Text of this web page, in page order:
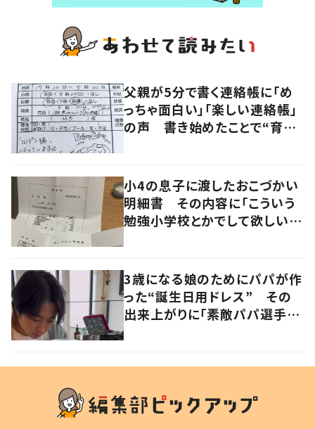
父親が5分で書く連絡帳に「め
っちゃ面白い」「楽しい連絡帳」
の声 書き始めたことで“育児
小4の息子に渡したおこづかい
明細書 その内容に「こういう
勉強小学校とかでして欲しい」
3歳になる娘のためにパパが作
った“誕生日用ドレス” その
出来上がりに「素敵パパ選手権